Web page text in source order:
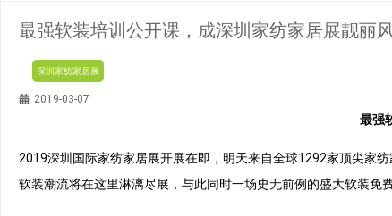
最强软装培训公开课，成深圳家纺家居展靓丽
深圳家纺家居展
2019-03-07
最强
2019深圳国际家纺家居展开展在即，明天来自全球1292家顶尖家
软装潮流将在这里淋漓尽展，与此同时一场史无前例的盛大软装免